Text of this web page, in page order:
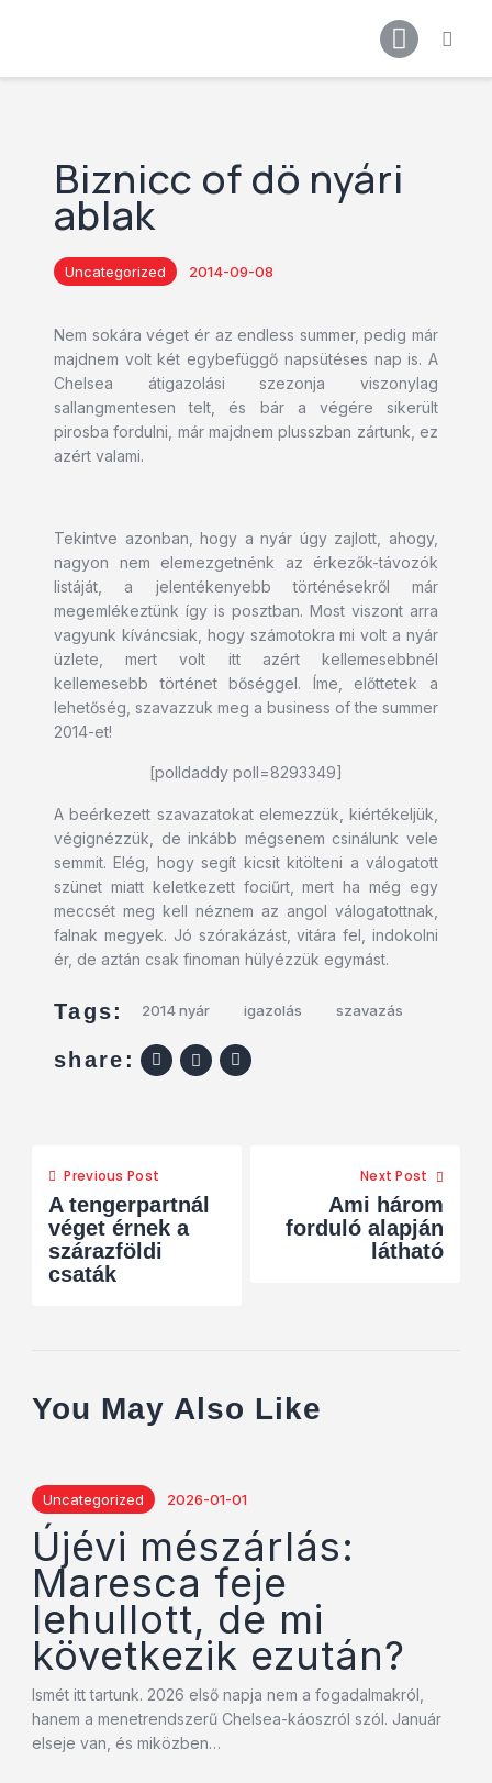
Férfi Csapat
Női Csapat
Szurkolói klub
Biznicc of dö nyári
ablak
Uncategorized 2014-09-08
Nem sokára véget ér az endless summer, pedig már
majdnem volt két egybefüggő napsütéses nap is. A
Chelsea átigazolási szezonja viszonylag
sallangmentesen telt, és bár a végére sikerült
pirosba fordulni, már majdnem plusszban zártunk, ez
azért valami.
Tekintve azonban, hogy a nyár úgy zajlott, ahogy,
nagyon nem elemezgetnénk az érkezők-távozók
listáját, a jelentékenyebb történésekről már
megemlékeztünk így is posztban. Most viszont arra
vagyunk kíváncsiak, hogy számotokra mi volt a nyár
üzlete, mert volt itt azért kellemesebbnél
kellemesebb történet bőséggel. Íme, előttetek a
lehetőség, szavazzuk meg a business of the summer
2014-et!
[polldaddy poll=8293349]
A beérkezett szavazatokat elemezzük, kiértékeljük,
végignézzük, de inkább mégsenem csinálunk vele
semmit. Elég, hogy segít kicsit kitölteni a válogatott
szünet miatt keletkezett fociűrt, mert ha még egy
meccsét meg kell néznem az angol válogatottnak,
falnak megyek. Jó szórakázást, vitára fel, indokolni
ér, de aztán csak finoman hülyézzük egymást.
Tags: 2014 nyár igazolás szavazás
share:
Previous Post
A tengerpartnál
véget érnek a
szárazföldi
csaták
Next Post
Ami három
forduló alapján
látható
You May Also Like
Uncategorized 2026-01-01
Újévi mészárlás:
Maresca feje
lehullott, de mi
következik ezután?
Ismét itt tartunk. 2026 első napja nem a fogadalmakról,
hanem a menetrendszerű Chelsea-káoszról szól. Január
elseje van, és miközben…